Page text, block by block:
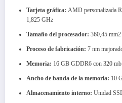
Tarjeta gráfica: AMD personalizada
1,825 GHz
Tamaño del procesador: 360,45 mm2
Proceso de fabricación: 7 nm
Memoria: 16 GB GDDR6 con 320
Ancho de banda de la memoria: 10
Almacenamiento interno: Unidad